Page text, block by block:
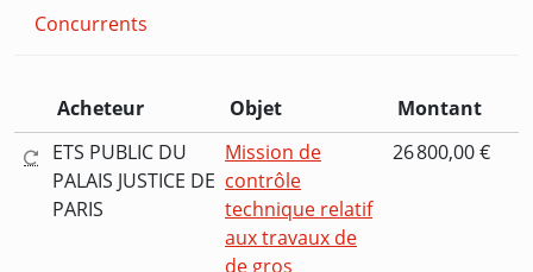
Concurrents
Acheteur Objet
Montant
ETS PUBLIC DU
PALAIS JUSTICE DE
PARIS
Mission de
contrôle
technique relatif
aux travaux de
de gros
26 800,00 €